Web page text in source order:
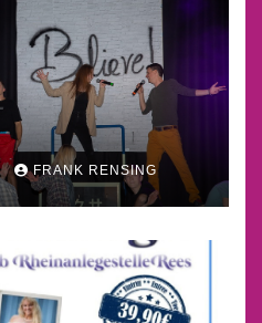
FRANK RENSING